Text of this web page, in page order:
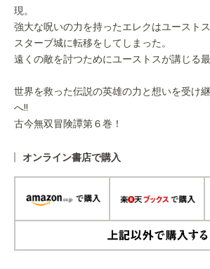
現。
強大な呪いの力を持ったエレクはユースト
スターブ城に転移をしてしまった。
遠くの敵を討つためにユーストスが講じる
世界を救った伝説の英雄の力と想いを受け
へ!!
古今無双冒険譚第６巻！
オンライン書店で購入